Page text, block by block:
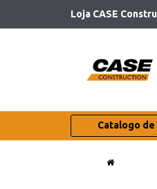
Loja CASE
Catalogo de